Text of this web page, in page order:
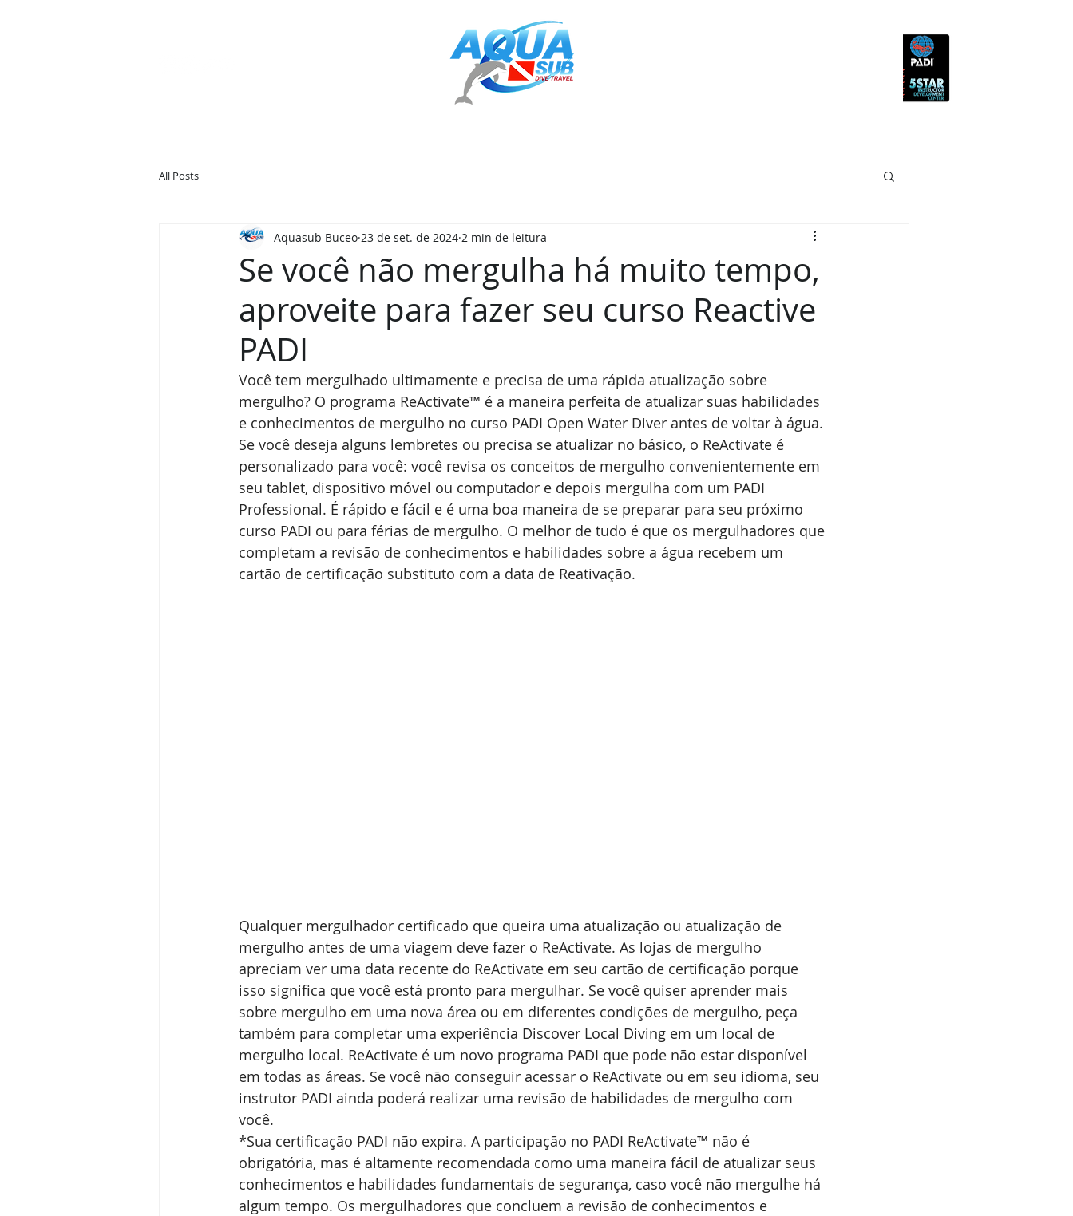
All Posts
Se você não mergulha há muito tempo,
aproveite para fazer seu curso Reactive
PADI
Aquasub Buceo 23 de set. de 2024 2 min de leitura
Você tem mergulhado ultimamente e precisa de uma rápida atualização sobre
mergulho? O programa ReActivate™ é a maneira perfeita de atualizar suas habilidades
e conhecimentos de mergulho no curso PADI Open Water Diver antes de voltar à água.
Se você deseja alguns lembretes ou precisa se atualizar no básico, o ReActivate é
personalizado para você: você revisa os conceitos de mergulho convenientemente em
seu tablet, dispositivo móvel ou computador e depois mergulha com um PADI
Professional. É rápido e fácil e é uma boa maneira de se preparar para seu próximo
curso PADI ou para férias de mergulho. O melhor de tudo é que os mergulhadores que
completam a revisão de conhecimentos e habilidades sobre a água recebem um
cartão de certificação substituto com a data de Reativação.
Qualquer mergulhador certificado que queira uma atualização ou atualização de
mergulho antes de uma viagem deve fazer o ReActivate. As lojas de mergulho
apreciam ver uma data recente do ReActivate em seu cartão de certificação porque
isso significa que você está pronto para mergulhar. Se você quiser aprender mais
sobre mergulho em uma nova área ou em diferentes condições de mergulho, peça
também para completar uma experiência Discover Local Diving em um local de
mergulho local. ReActivate é um novo programa PADI que pode não estar disponível
em todas as áreas. Se você não conseguir acessar o ReActivate ou em seu idioma, seu
instrutor PADI ainda poderá realizar uma revisão de habilidades de mergulho com
você.
*Sua certificação PADI não expira. A participação no PADI ReActivate™ não é
obrigatória, mas é altamente recomendada como uma maneira fácil de atualizar seus
conhecimentos e habilidades fundamentais de segurança, caso você não mergulhe há
algum tempo. Os mergulhadores que concluem a revisão de conhecimentos e